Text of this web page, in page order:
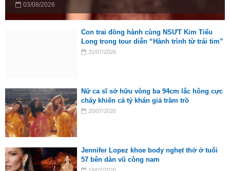
03/08/2026
Con trai đồng hành cùng NSƯT Kim Tiểu
Long trong tour diễn “Hành trình từ trái tim”
31/07/2026
Nữ ca sĩ sở hữu vòng ba 94cm lắc hông cực
cháy khiến cả tỷ khán giả trầm trồ
20/07/2026
Jennifer Lopez khoe body nghẹt thở ở tuổi
57 bên dàn vũ công nam